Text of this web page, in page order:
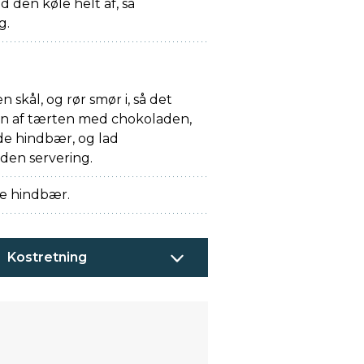
den køle helt af, så
skål, og rør smør i, så det
af tærten med chokoladen,
hindbær, og lad
servering.
hindbær.
Kostretning